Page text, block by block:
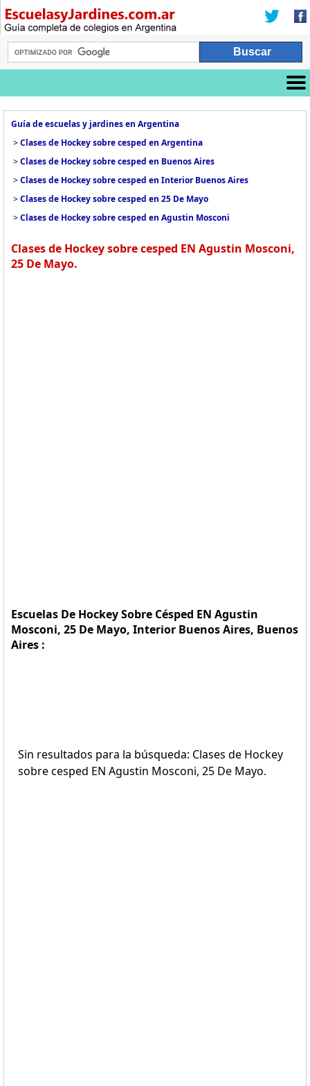
Guía de escuelas y jardines en Argentina
>Clases de Hockey sobre cesped en Argentina
>Clases de Hockey sobre cesped en Buenos Aires
>Clases de Hockey sobre cesped en Interior Buenos Aires
>Clases de Hockey sobre cesped en 25 De Mayo
>Clases de Hockey sobre cesped en Agustin Mosconi
Clases de Hockey sobre cesped EN Agustin Mosconi,
25 De Mayo.
Escuelas De Hockey Sobre Césped EN Agustin
Mosconi, 25 De Mayo, Interior Buenos Aires, Buenos
Aires :
Sin resultados para la búsqueda: Clases de Hockey
sobre cesped EN Agustin Mosconi, 25 De Mayo.